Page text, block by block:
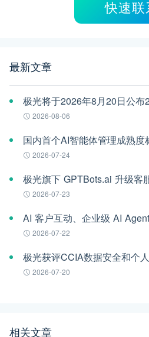
快速联
最新文章
极光将于2026年8月20日公布
2026-08-06
2026-07-24
2026-07-23
2026-07-22
2026-07-20
相关文章